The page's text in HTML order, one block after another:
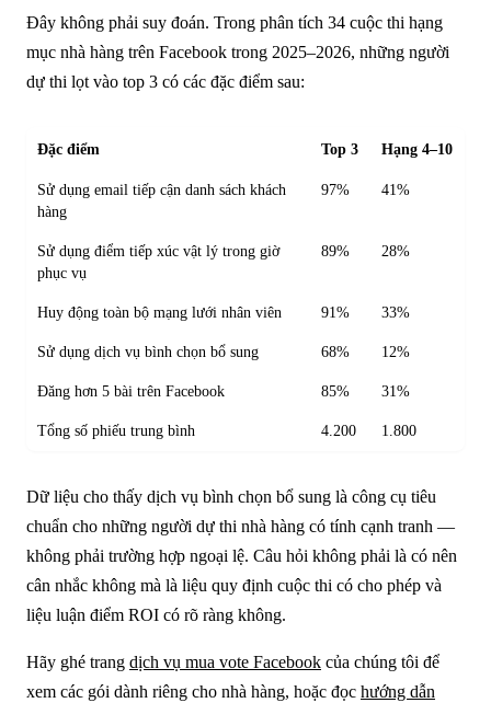
Đây không phải suy đoán. Trong phân tích 34 cuộc thi hạng
mục nhà hàng trên Facebook trong 2025–2026, những người
dự thi lọt vào top 3 có các đặc điểm sau:
Đặc điểm Top 3 Hạng 4–10
Sử dụng email tiếp cận danh sách khách
hàng
97% 41%
Sử dụng điểm tiếp xúc vật lý trong giờ
phục vụ
89% 28%
Huy động toàn bộ mạng lưới nhân viên 91% 33%
Sử dụng dịch vụ bình chọn bổ sung 68% 12%
Đăng hơn 5 bài trên Facebook 85% 31%
Tổng số phiếu trung bình 4.200 1.800
Dữ liệu cho thấy dịch vụ bình chọn bổ sung là công cụ tiêu
chuẩn cho những người dự thi nhà hàng có tính cạnh tranh —
không phải trường hợp ngoại lệ. Câu hỏi không phải là có nên
cân nhắc không mà là liệu quy định cuộc thi có cho phép và
liệu luận điểm ROI có rõ ràng không.
Hãy ghé trang dịch vụ mua vote Facebook của chúng tôi để
xem các gói dành riêng cho nhà hàng, hoặc đọc hướng dẫn